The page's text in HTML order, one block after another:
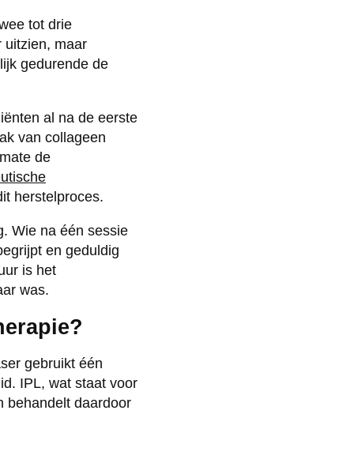
tot drie
uitzien, maar
gedurende de
al na de eerste
van collageen
de
herstelproces.
Wie na één sessie
en geduldig
is het
was.
gebruikt één
IPL, wat staat voor
behandelt daardoor